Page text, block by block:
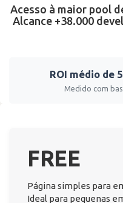
Acesso à maior pool
Alcance +38.000
ROI médio de
Medido com
FREE
Página simples para
Ideal para pequenas